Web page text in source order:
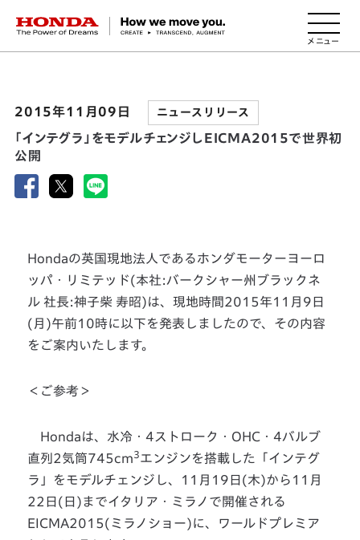
HONDA The Power of Dreams
2015年11月09日 ニュースリリース
「インテグラ」をモデルチェンジしEICMA2015で世界初
公開
Hondaの英国現地法人であるホンダモーターヨーロ
ッパ・リミテッド(本社:バークシャー州ブラックネ
ル 社長:神子柴 寿昭)は、現地時間2015年11月9日
(月)午前10時に以下を発表しましたので、その内容
をご案内いたします。
＜ご参考＞
Hondaは、水冷・4ストローク・OHC・4バルブ
直列2気筒745cm3エンジンを搭載した「インテグ
ラ」をモデルチェンジし、11月19日(木)から11月
22日(日)までイタリア・ミラノで開催される
EICMA2015(ミラノショー)に、ワールドプレミア